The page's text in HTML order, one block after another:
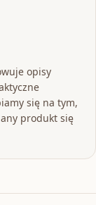
opisy
się na tym,
produkt się